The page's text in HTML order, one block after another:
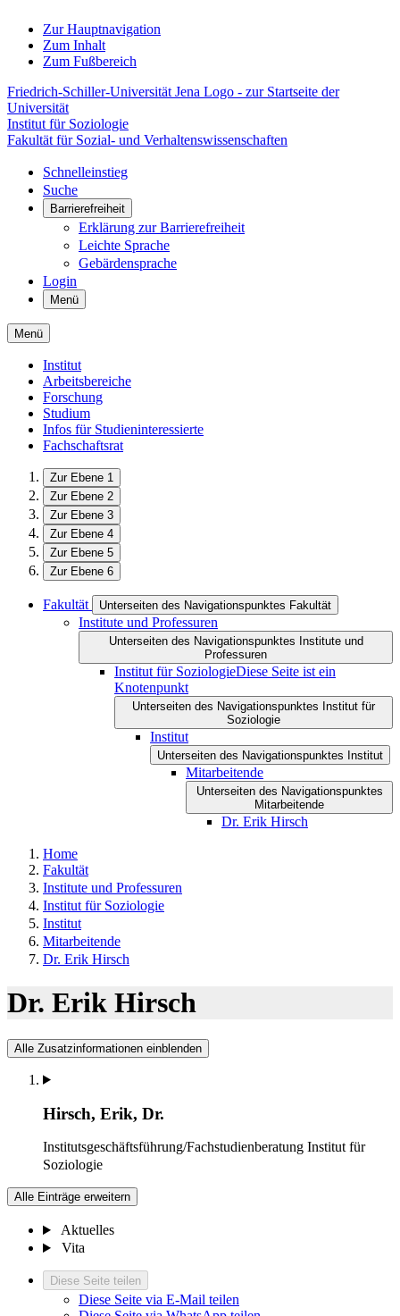
Zur Hauptnavigation
Zum Inhalt
Zum Fußbereich
Friedrich-Schiller-Universität Jena Logo - zur Startseite der
Universität
Institut für Soziologie
Fakultät für Sozial- und Verhaltenswissenschaften
Schnelleinstieg
Suche
Barrierefreiheit
Erklärung zur Barrierefreiheit
Leichte Sprache
Gebärdensprache
Login
Menü
Menü
Institut
Arbeitsbereiche
Forschung
Studium
Infos für Studieninteressierte
Fachschaftsrat
Zur Ebene 1
Zur Ebene 2
Zur Ebene 3
Zur Ebene 4
Zur Ebene 5
Zur Ebene 6
Fakultät Unterseiten des Navigationspunktes Fakultät
Institute und Professuren
Unterseiten des Navigationspunktes Institute und
Professuren
Institut für SoziologieDiese Seite ist ein
Knotenpunkt
Unterseiten des Navigationspunktes Institut für
Soziologie
Institut
Unterseiten des Navigationspunktes Institut
Mitarbeitende
Unterseiten des Navigationspunktes
Mitarbeitende
Dr. Erik Hirsch
Home
Fakultät
Institute und Professuren
Institut für Soziologie
Institut
Mitarbeitende
Dr. Erik Hirsch
Dr. Erik Hirsch
Alle Zusatzinformationen einblenden
Hirsch, Erik, Dr.
Institutsgeschäftsführung/Fachstudienberatung Institut für
Soziologie
Alle Einträge erweitern
Aktuelles
Vita
Diese Seite teilen
Diese Seite via E-Mail teilen